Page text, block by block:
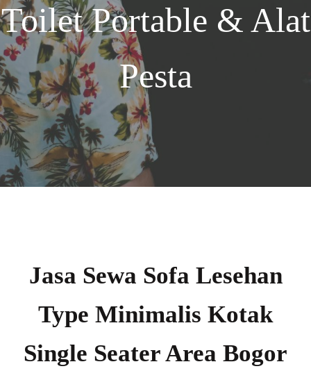
Toilet Portable & Alat
Pesta
Jasa Sewa Sofa Lesehan
Type Minimalis Kotak
Single Seater Area Bogor